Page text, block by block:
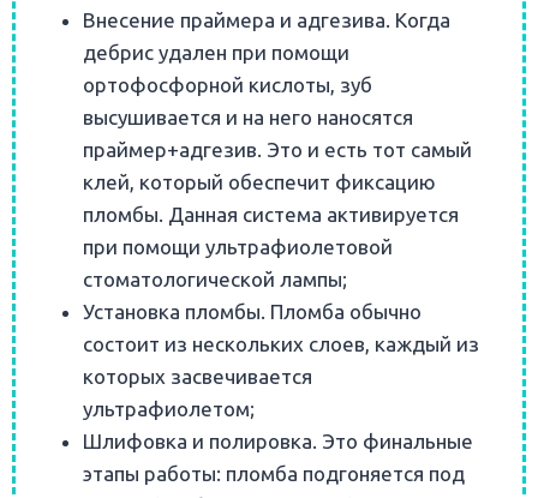
Внесение праймера и адгезива. Когда
дебрис удален при помощи
ортофосфорной кислоты, зуб
высушивается и на него наносятся
праймер+адгезив. Это и есть тот самый
клей, который обеспечит фиксацию
пломбы. Данная система активируется
при помощи ультрафиолетовой
стоматологической лампы;
Установка пломбы. Пломба обычно
состоит из нескольких слоев, каждый из
которых засвечивается
ультрафиолетом;
Шлифовка и полировка. Это финальные
этапы работы: пломба подгоняется под